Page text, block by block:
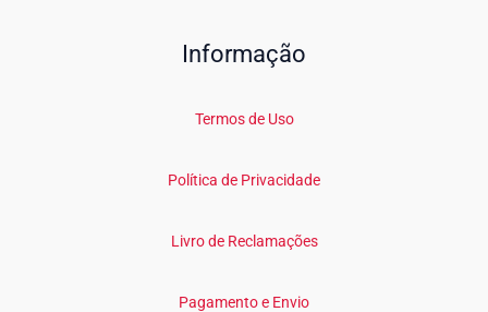
Informação
Termos de Uso
Política de Privacidade
Livro de Reclamações
Pagamento e Envio